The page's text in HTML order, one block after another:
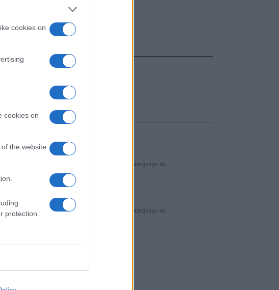
cookies on
cookies on
the website
protection.
FŐCÍM
AJÁNLOTT VIDEÓK
Libernyákok
elemző műsor a baloldal hazugságairól
Görbe tükör a baloldalról
Számok és tények
elemző műsor a baloldal hazugságairól
talk-show
Hópelyhek olvadása